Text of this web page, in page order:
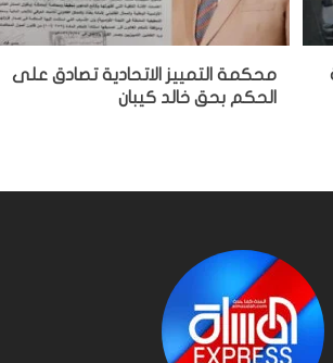
محكمة التمييز الاتحادية تصادق على
الحكم بحق خالد كيبان